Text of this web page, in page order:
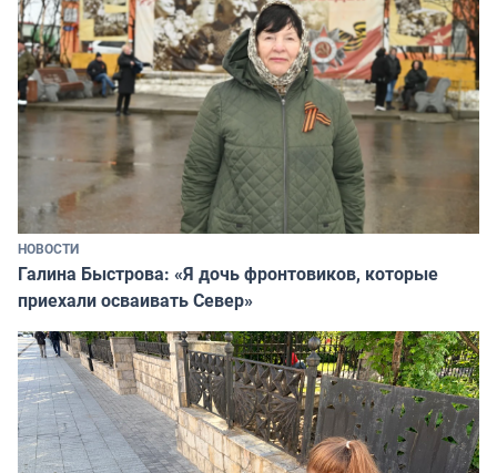
НОВОСТИ
Галина Быстрова: «Я дочь фронтовиков, которые
приехали осваивать Север»